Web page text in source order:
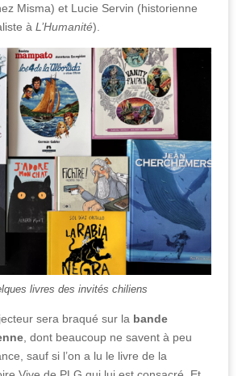
Misma) et Lucie Servin (historienne
à L’Humanité).
livres des invités chiliens
sera braqué sur la bande
, dont beaucoup ne savent à peu
sauf si l’on a lu le livre de la